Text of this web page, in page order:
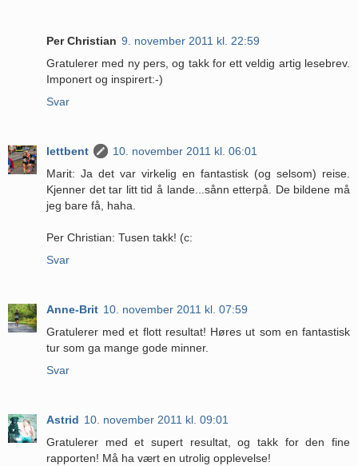
Per Christian 9. november 2011 kl. 22:59
Gratulerer med ny pers, og takk for ett veldig artig lesebrev.
Imponert og inspirert:-)
Svar
lettbent
10. november 2011 kl. 06:01
Marit: Ja det var virkelig en fantastisk (og selsom) reise.
Kjenner det tar litt tid å lande...sånn etterpå. De bildene må
jeg bare få, haha.
Per Christian: Tusen takk! (c:
Svar
Anne-Brit 10. november 2011 kl. 07:59
Gratulerer med et flott resultat! Høres ut som en fantastisk
tur som ga mange gode minner.
Svar
Astrid 10. november 2011 kl. 09:01
Gratulerer med et supert resultat, og takk for den fine
rapporten! Må ha vært en utrolig opplevelse!